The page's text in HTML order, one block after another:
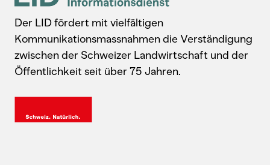
Der LID fördert mit vielfältigen
Kommunikationsmassnahmen die Verständigung
zwischen der Schweizer Landwirtschaft und der
Öffentlichkeit seit über 75 Jahren.